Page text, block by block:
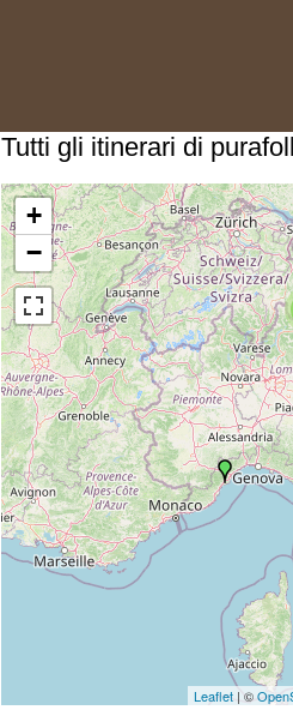
Tutti gli itinerari di
+
−
Leaflet | ©